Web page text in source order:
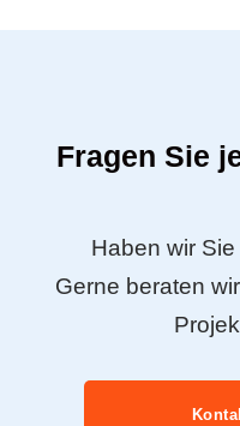
Fragen Sie
Haben wir
Gerne beraten